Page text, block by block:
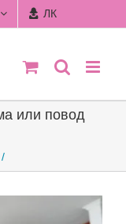
ЛК
или повод